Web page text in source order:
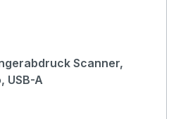
Scanner,
USB-A